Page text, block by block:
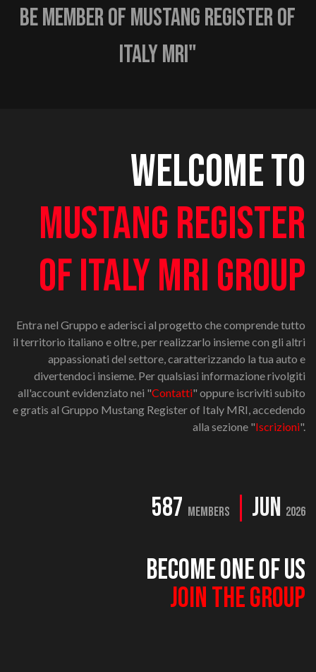
BE MEMBER OF MUSTANG REGISTER OF
ITALY MRI"
WELCOME TO
MUSTANG REGISTER
OF ITALY MRI GROUP
Entra nel Gruppo e aderisci al progetto che comprende tutto
il territorio italiano e oltre, per realizzarlo insieme con gli altri
appassionati del settore, caratterizzando la tua auto e
divertendoci insieme. Per qualsiasi informazione rivolgiti
all'account evidenziato nei "Contatti" oppure iscriviti subito
e gratis al Gruppo Mustang Register of Italy MRI, accedendo
alla sezione "Iscrizioni".
587 MEMBERS JUN 2026
BECOME ONE OF US
JOIN THE GROUP